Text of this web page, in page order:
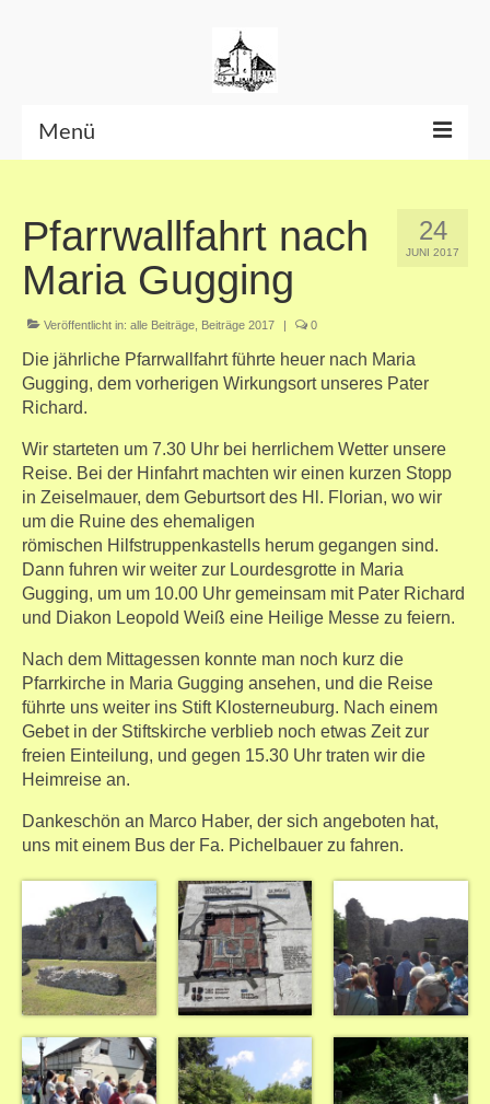
Menü
Datenschutzerklärung 24
JUNI 2017
Pfarrwallfahrt nach
Maria Gugging
Veröffentlicht in: alle Beiträge Beiträge 2017 | 0
Die jährliche Pfarrwallfahrt führte heuer nach Maria
Gugging, dem vorherigen Wirkungsort unseres Pater
Richard.
Wir starteten um 7.30 Uhr bei herrlichem Wetter unsere
Reise. Bei der Hinfahrt machten wir einen kurzen Stopp
in Zeiselmauer, dem Geburtsort des Hl. Florian, wo wir
um die Ruine des ehemaligen
römischen Hilfstruppenkastells herum gegangen sind.
Dann fuhren wir weiter zur Lourdesgrotte in Maria
Gugging, um um 10.00 Uhr gemeinsam mit Pater Richard
und Diakon Leopold Weiß eine Heilige Messe zu feiern.
Nach dem Mittagessen konnte man noch kurz die
Pfarrkirche in Maria Gugging ansehen, und die Reise
führte uns weiter ins Stift Klosterneuburg. Nach einem
Gebet in der Stiftskirche verblieb noch etwas Zeit zur
freien Einteilung, und gegen 15.30 Uhr traten wir die
Heimreise an.
Dankeschön an Marco Haber, der sich angeboten hat,
uns mit einem Bus der Fa. Pichelbauer zu fahren.